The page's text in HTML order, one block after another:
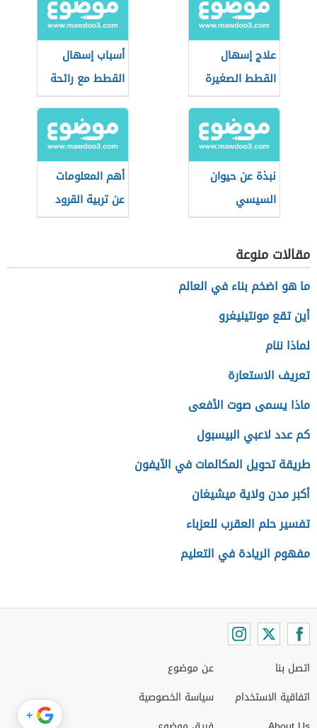
علاج إسهال
القطط الصغيرة
بالنشا
أسباب إسهال
القطط مع رائحة
كريهة
نبذة عن حيوان
السيسي
أهم المعلومات
عن تربية القرود
المنزلية
مقالات منوعة
ما هو اضخم بناء في العالم
أين تقع مونتينيغرو
لماذا ننام
تعريف الاستعارة
ماذا يسمى صوت الأفعى
كم عدد لاعبي البيسبول
طريقة تحويل المكالمات في الآيفون
أكبر مدن ولاية ميشيغان
تفسير حلم العقرب للعزباء
مفهوم الريادة في التعليم
اتصل بنا
اتفاقية الاستخدام
عن موضوع
سياسة الخصوصية
+